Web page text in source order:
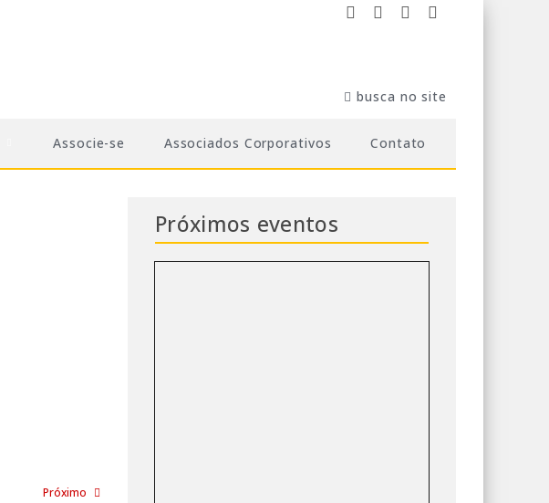
Associe-se Associados Corporativos Contato
Próximo
Próximos eventos